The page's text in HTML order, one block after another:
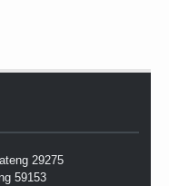
29275
59153